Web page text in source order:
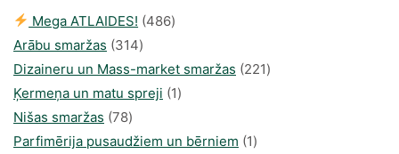
Mega ATLAIDES! 486486
Arābu smaržas 314314
produkti
Dizaineru un Mass-market smaržas 221221
Ķermeņa un matu spreji 11
Nišas smaržas 7878
produkts
Parfimērija pusaudžiem un bērniem 11